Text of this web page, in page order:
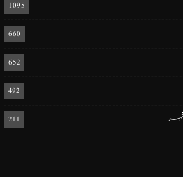
1095
660
652
492
211